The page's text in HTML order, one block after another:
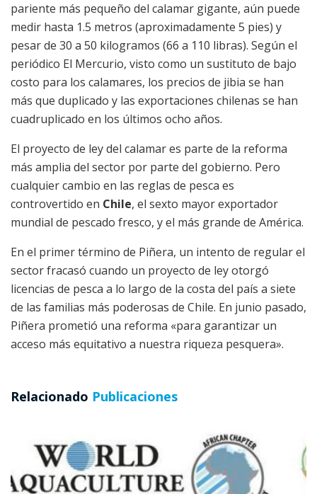
pariente más pequeño del calamar gigante, aún puede
medir hasta 1.5 metros (aproximadamente 5 pies) y
pesar de 30 a 50 kilogramos (66 a 110 libras). Según el
periódico El Mercurio, visto como un sustituto de bajo
costo para los calamares, los precios de jibia se han
más que duplicado y las exportaciones chilenas se han
cuadruplicado en los últimos ocho años.
El proyecto de ley del calamar es parte de la reforma
más amplia del sector por parte del gobierno. Pero
cualquier cambio en las reglas de pesca es
controvertido en Chile, el sexto mayor exportador
mundial de pescado fresco, y el más grande de América.
En el primer término de Piñera, un intento de regular el
sector fracasó cuando un proyecto de ley otorgó
licencias de pesca a lo largo de la costa del país a siete
de las familias más poderosas de Chile. En junio pasado,
Piñera prometió una reforma «para garantizar un
acceso más equitativo a nuestra riqueza pesquera».
Relacionado Publicaciones